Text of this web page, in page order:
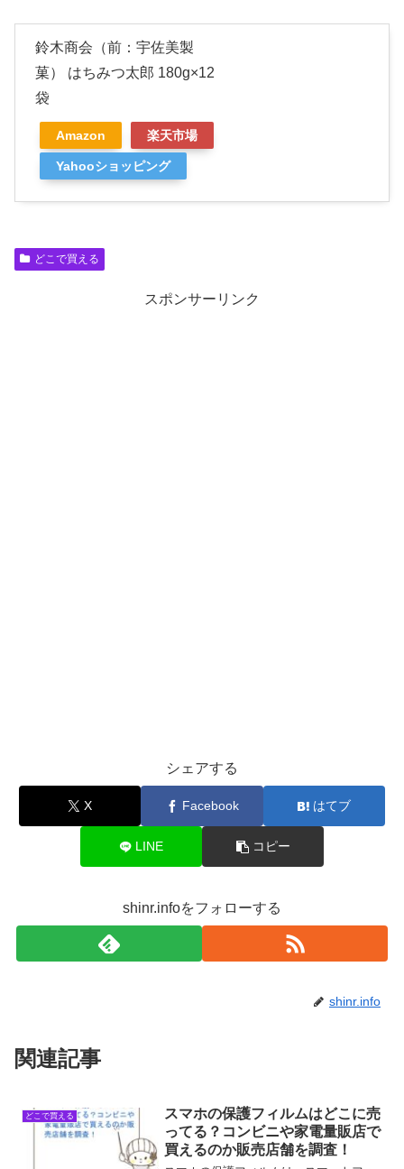
鈴木商会（前：宇佐美製
菓） はちみつ太郎 180g×12
袋
Amazon 楽天市場
Yahooショッピング
どこで買える
スポンサーリンク
シェアする
X Facebook はてブ
LINE コピー
shinr.infoをフォローする
shinr.info
関連記事
どこで買える
スマホの保護フィルムはどこに売
ってる？コンビニや家電量販店で
買えるのか販売店舗を調査！